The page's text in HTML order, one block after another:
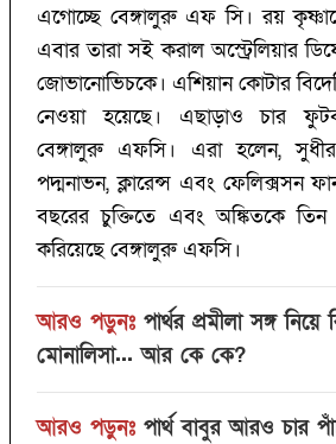
এগোচ্ছে বেঙ্গালুরু এফ সি। র‌য়
এবার তারা সই করাল অস্ট্রেলিয়ার
জোভানোভিচকে। এশিয়ান কোটার
নেওয়া হয়েছে। এছাড়াও চার
বেঙ্গালুরু এফসি। এরা হলেন,
পদ্মনাভন, ক্লারেন্স এবং ফেলিক্সসন
বছরের চুক্তিতে এবং অঙ্কিতকে
করিয়েছে বেঙ্গালুরু এফসি।
আরও পড়ুনঃ পার্থর প্রমীলা সঙ্গ
মোনালিসা... আর কে কে?
আরও পড়ুনঃ পার্থ বাবুর আরও চার